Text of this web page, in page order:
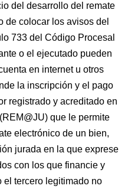
del desarrollo del remate
de colocar los avisos del
733 del Código Procesal
o el ejecutado pueden
en internet u otros
la inscripción y el pago
registrado y acreditado en
que le permite
electrónico de un bien,
jurada en la que exprese
con los que financie y
el tercero legitimado no